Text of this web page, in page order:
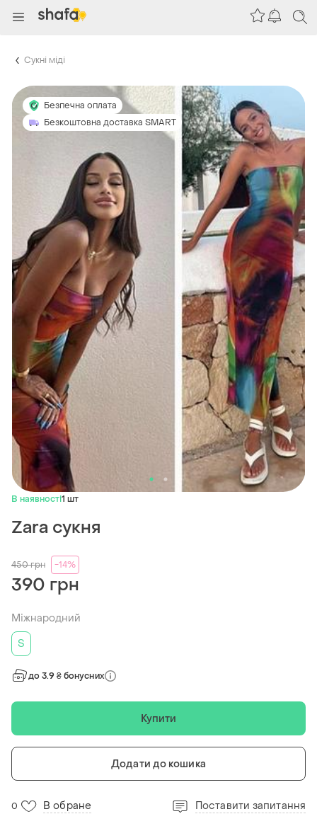
Сукні міді
Безпечна оплата
Безкоштовна доставка SMART
В наявності1 шт
Zara сукня
450грн -14%
390 грн
Міжнародний
S
до 3.9 ₴ бонусних
Купити
Додати до кошика
0 В обране Поставити запитання